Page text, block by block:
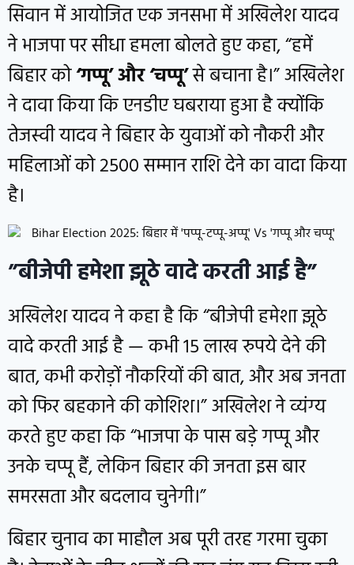
सिवान में आयोजित एक जनसभा में अखिलेश यादव
ने भाजपा पर सीधा हमला बोलते हुए कहा, “हमें
बिहार को‘गप्पू’ और ‘चप्पू’से बचाना है।” अखिलेश
ने दावा किया कि एनडीए घबराया हुआ है क्योंकि
तेजस्वी यादव ने बिहार के युवाओं को नौकरी और
महिलाओं को 2500 सम्मान राशि देने का वादा किया
है।
”बीजेपी हमेशा झूठे वादे करती आई है”
अखिलेश यादव ने कहा है कि “बीजेपी हमेशा झूठे
वादे करती आई है — कभी 15 लाख रुपये देने की
बात, कभी करोड़ों नौकरियों की बात, और अब जनता
को फिर बहकाने की कोशिश।” अखिलेश ने व्यंग्य
करते हुए कहा कि “भाजपा के पास बड़े गप्पू और
उनके चप्पू हैं, लेकिन बिहार की जनता इस बार
समरसता और बदलाव चुनेगी।”
बिहार चुनाव का माहौल अब पूरी तरह गरमा चुका